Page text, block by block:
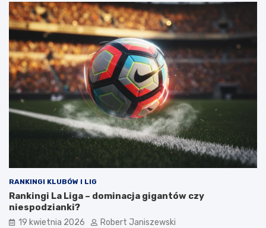
RANKINGI KLUBÓW I LIG
Rankingi La Liga – dominacja gigantów czy
niespodzianki?
19 kwietnia 2026 Robert Janiszewski